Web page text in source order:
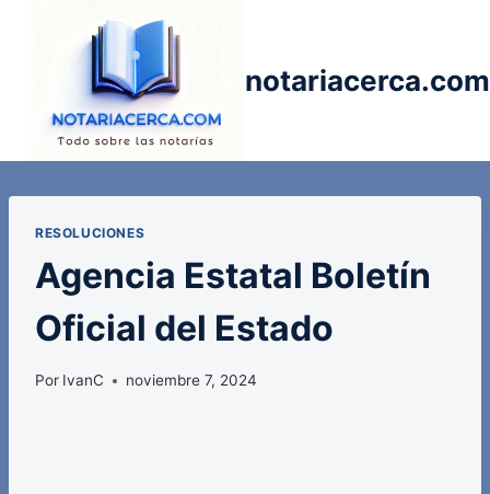
notariacerca.com
RESOLUCIONES
Agencia Estatal Boletín
Oficial del Estado
Por IvanC noviembre 7, 2024